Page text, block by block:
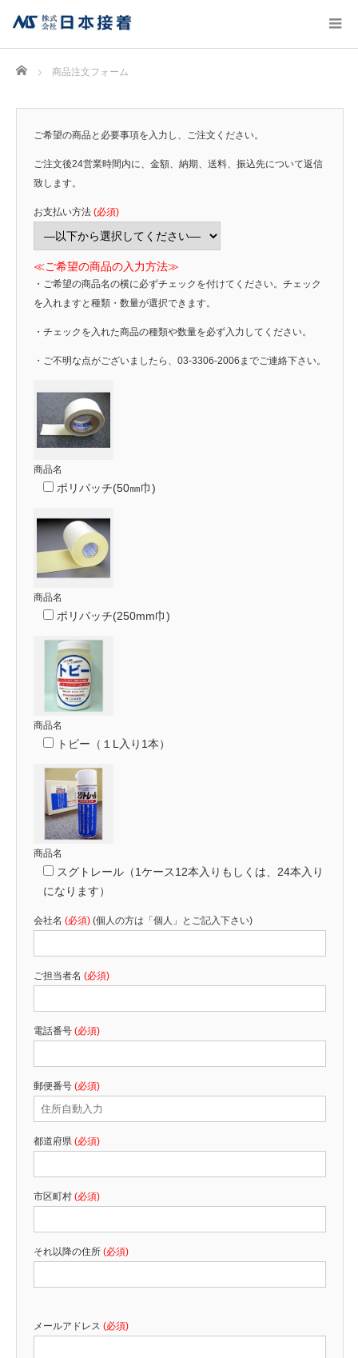
Home 商品注文フォーム
ご希望の商品と必要事項を入力し、ご注文ください。
ご注文後24営業時間内に、金額、納期、送料、振込先について返信
致します。
お支払い方法 (必須)
≪ご希望の商品の入力方法≫
・ご希望の商品名の横に必ずチェックを付けてください。チェック
を入れますと種類・数量が選択できます。
・チェックを入れた商品の種類や数量を必ず入力してください。
・ご不明な点がございましたら、03-3306-2006までご連絡下さい。
商品名
ポリパッチ(50㎜巾)
商品名
ポリパッチ(250mm巾)
商品名
トビー（１L入り1本）
商品名
スグトレール（1ケース12本入りもしくは、24本入り
になります）
会社名 (必須) (個人の方は「個人」とご記入下さい)
ご担当者名 (必須)
電話番号 (必須)
郵便番号 (必須)
都道府県 (必須)
市区町村 (必須)
それ以降の住所 (必須)
メールアドレス (必須)